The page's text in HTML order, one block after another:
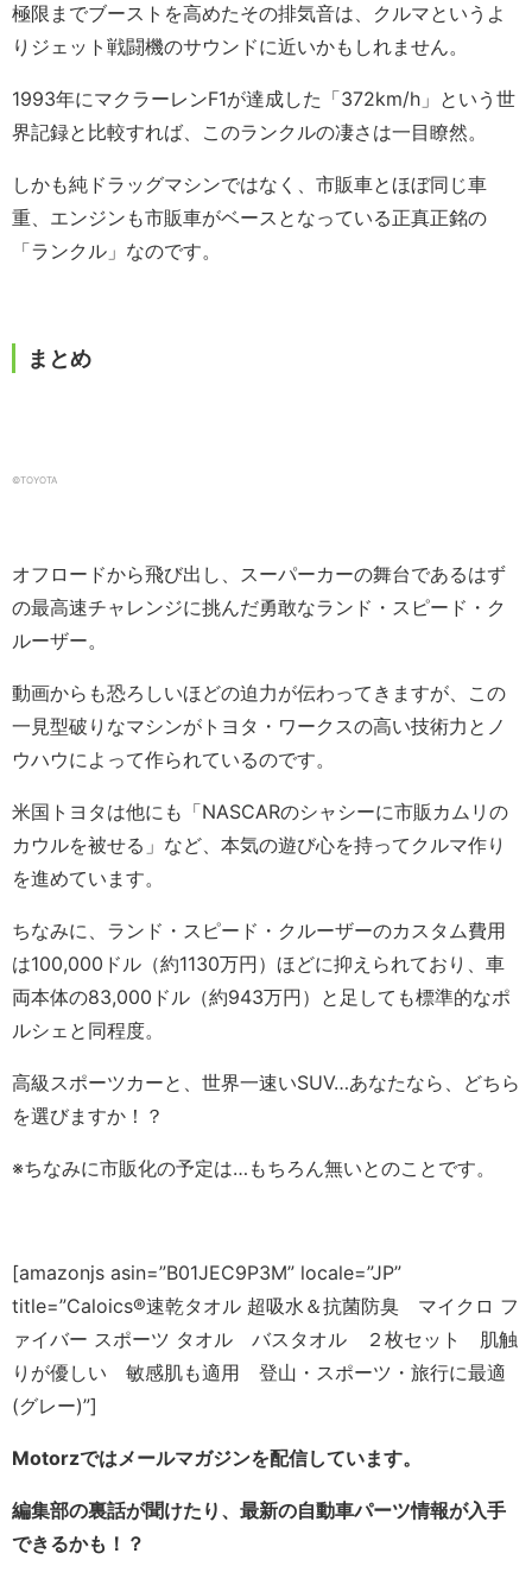
極限までブーストを高めたその排気音は、クルマというよ
りジェット戦闘機のサウンドに近いかもしれません。
1993年にマクラーレンF1が達成した「372km/h」という世
界記録と比較すれば、このランクルの凄さは一目瞭然。
しかも純ドラッグマシンではなく、市販車とほぼ同じ車
重、エンジンも市販車がベースとなっている正真正銘の
「ランクル」なのです。
まとめ
©TOYOTA
オフロードから飛び出し、スーパーカーの舞台であるはず
の最高速チャレンジに挑んだ勇敢なランド・スピード・ク
ルーザー。
動画からも恐ろしいほどの迫力が伝わってきますが、この
一見型破りなマシンがトヨタ・ワークスの高い技術力とノ
ウハウによって作られているのです。
米国トヨタは他にも「NASCARのシャシーに市販カムリの
カウルを被せる」など、本気の遊び心を持ってクルマ作り
を進めています。
ちなみに、ランド・スピード・クルーザーのカスタム費用
は100,000ドル（約1130万円）ほどに抑えられており、車
両本体の83,000ドル（約943万円）と足しても標準的なポ
ルシェと同程度。
高級スポーツカーと、世界一速いSUV…あなたなら、どちら
を選びますか！？
※ちなみに市販化の予定は…もちろん無いとのことです。
[amazonjs asin=”B01JEC9P3M” locale=”JP”
title=”Caloics®速乾タオル 超吸水＆抗菌防臭 マイクロ フ
ァイバー スポーツ タオル バスタオル ２枚セット 肌触
りが優しい 敏感肌も適用 登山・スポーツ・旅行に最適
(グレー)”]
Motorzではメールマガジンを配信しています。
編集部の裏話が聞けたり、最新の自動車パーツ情報が入手
できるかも！？